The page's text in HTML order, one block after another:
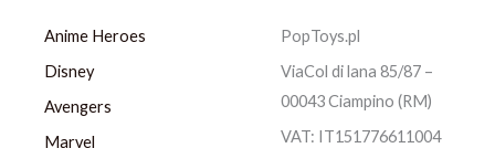
Anime Heroes
Disney
Avengers
Marvel
PopToys.pl
ViaCol di lana 85/87 –
00043 Ciampino (RM)
VAT: IT151776611004